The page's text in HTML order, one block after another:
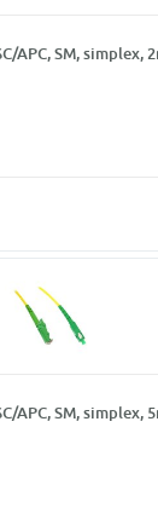
APC, SM, simplex,
APC, SM, simplex,